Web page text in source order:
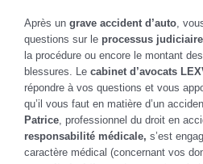
Après un grave accident d’auto ,
questions sur le processus
la procédure ou encore le montant
blessures. Le cabinet d’avocats
répondre à vos questions et vous
qu’il vous faut en matière d’un
Patrice , professionnel du droit en
responsabilité médicale, s’est
caractère médical (concernant vos